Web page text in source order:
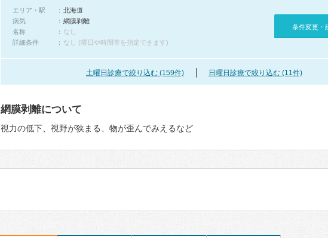
エリア・駅
北海道
病気
網膜剥離
名称
なし
詳細条件
なし (曜日や時間帯を指定できます)
条件変更・
土曜日診療で絞り込む (159件) 日曜日診療で絞り込む (11件)
網膜剥離について
視力の低下、視野が狭まる、物が歪んでみえるなど